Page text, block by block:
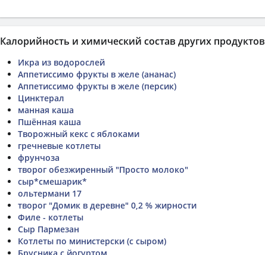
Калорийность и химический состав других продуктов
Икра из водорослей
Аппетиссимо фрукты в желе (ананас)
Аппетиссимо фрукты в желе (персик)
Цинктерал
манная каша
Пшённая каша
Творожный кекс с яблоками
гречневые котлеты
фрунчоза
творог обезжиренный "Просто молоко"
сыр*смешарик*
ольтермани 17
творог "Домик в деревне" 0,2 % жирности
Филе - котлеты
Сыр Пармезан
Котлеты по министерски (с сыром)